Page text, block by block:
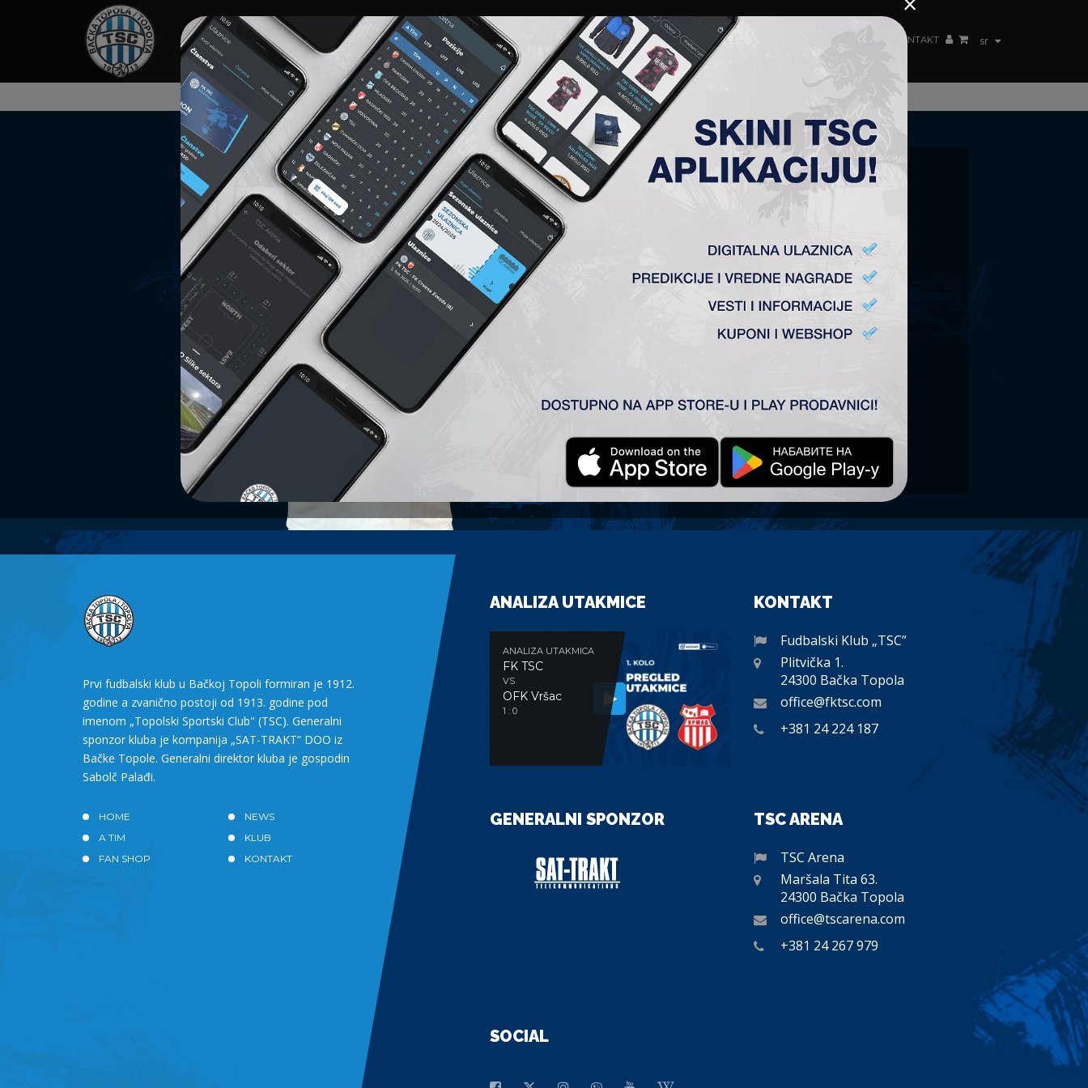
sr
HOME SPONZORI NEWS GALERIJE A TIM ČLANSTVO AKREDITACIJE KLUB AKADEMIJA ŽENSKI TIM KONTAKT
ANDRUŠKO LASLO
Pozicija:
Trener golmana
20-06-1979
Prvi fudbalski klub u Bačkoj Topoli formiran je 1912.
godine a zvanično postoji od 1913. godine pod
imenom „Topolski Sportski Club" (TSC). Generalni
sponzor kluba je kompanija „SAT-TRAKT” DOO iz
Bačke Topole. Generalni direktor kluba je gospodin
Sabolč Palađi.
HOME
NEWS
A TIM
KLUB
FAN SHOP
KONTAKT
ANALIZA UTAKMICE
ANALIZA UTAKMICA
FK TSC
VS
OFK Vršac
1 : 0
KONTAKT
Fudbalski Klub „TSC”
Plitvička 1.
24300 Bačka Topola
office@fktsc.com
+381 24 224 187
GENERALNI SPONZOR TSC ARENA
TSC Arena
Maršala Tita 63.
24300 Bačka Topola
office@tscarena.com
+381 24 267 979
SOCIAL